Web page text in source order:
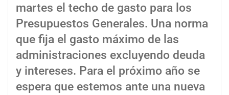
martes el techo de gasto para los
Presupuestos Generales. Una norma
que fija el gasto máximo de las
administraciones excluyendo deuda
y intereses. Para el próximo año se
espera que estemos ante una nueva